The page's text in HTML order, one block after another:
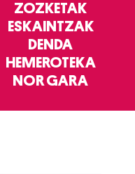
ZOZKETAK
ESKAINTZAK
DENDA
HEMEROTEKA
NOR GARA